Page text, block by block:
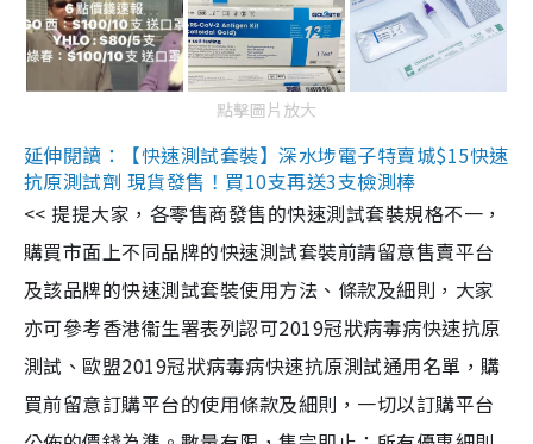
點擊圖片放大
延伸閱讀：【快速測試套裝】深水埗電子特賣城$15快速
抗原測試劑 現貨發售！買10支再送3支檢測棒
<< 提提大家，各零售商發售的快速測試套裝規格不一，
購買市面上不同品牌的快速測試套裝前請留意售賣平台
及該品牌的快速測試套裝使用方法、條款及細則，大家
亦可參考香港衞生署表列認可2019冠狀病毒病快速抗原
測試、歐盟2019冠狀病毒病快速抗原測試通用名單，購
買前留意訂購平台的使用條款及細則，一切以訂購平台